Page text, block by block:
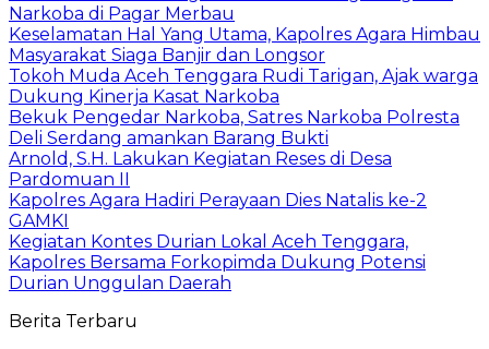
Narkoba di Pagar Merbau
Keselamatan Hal Yang Utama, Kapolres Agara Himbau
Masyarakat Siaga Banjir dan Longsor
Tokoh Muda Aceh Tenggara Rudi Tarigan, Ajak warga
Dukung Kinerja Kasat Narkoba
Bekuk Pengedar Narkoba, Satres Narkoba Polresta
Deli Serdang amankan Barang Bukti
Arnold, S.H. Lakukan Kegiatan Reses di Desa
Pardomuan II
Kapolres Agara Hadiri Perayaan Dies Natalis ke-2
GAMKI
Kegiatan Kontes Durian Lokal Aceh Tenggara,
Kapolres Bersama Forkopimda Dukung Potensi
Durian Unggulan Daerah
Berita Terbaru